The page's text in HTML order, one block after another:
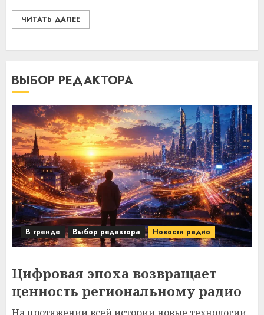
ЧИТАТЬ ДАЛЕЕ
ВЫБОР РЕДАКТОРА
В тренде Выбор редактора Новости радио
Цифровая эпоха возвращает
ценность региональному радио